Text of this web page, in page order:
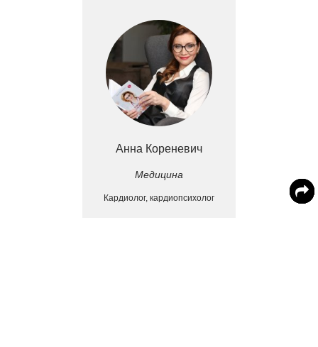
Анна Кореневич
Медицина
Кардиолог, кардиопсихолог